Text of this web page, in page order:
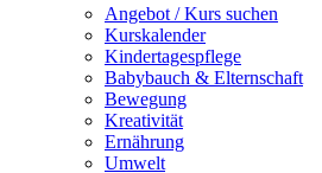
Angebot / Kurs suchen
Kurskalender
Kindertagespflege
Babybauch & Elternschaft
Bewegung
Kreativität
Ernährung
Umwelt